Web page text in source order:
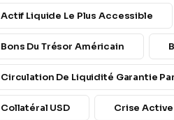
Actif Liquide Le Plus Accessible
Bons Du Trésor Américain
Circulation De Liquidité Garantie
Collatéral USD Crise